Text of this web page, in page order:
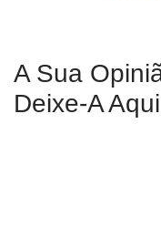
A Sua
Deixe-A